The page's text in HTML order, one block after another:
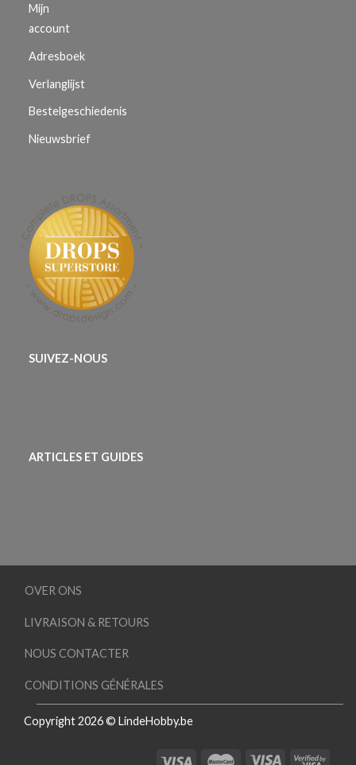
Mijn
account
Adresboek
Verlanglijst
Bestelgeschiedenis
Nieuwsbrief
SUIVEZ-NOUS
ARTICLES ET GUIDES
OVER ONS
LIVRAISON & RETOURS
NOUS CONTACTER
CONDITIONS GÉNÉRALES
Copyright 2026 © LindeHobby.be